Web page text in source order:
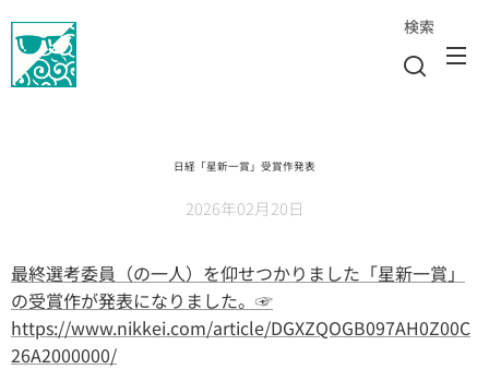
検索
日経「星新一賞」受賞作発表
2026年02月20日
最終選考委員（の一人）を仰せつかりました「星新一賞」
の受賞作が発表になりました。☞
https://www.nikkei.com/article/DGXZQOGB097AH0Z00C
26A2000000/